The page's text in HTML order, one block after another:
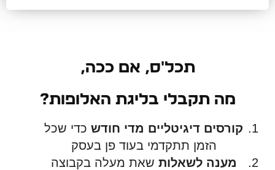
תכל'ס, אם ככה,
מה תקבלי בליגת האלופות?
קורסים דיגיטליים מדי חודש כדי שכל
הזמן תתקדמי בעוד פן בעסק
מענה לשאלות שאת מעלה בקבוצה